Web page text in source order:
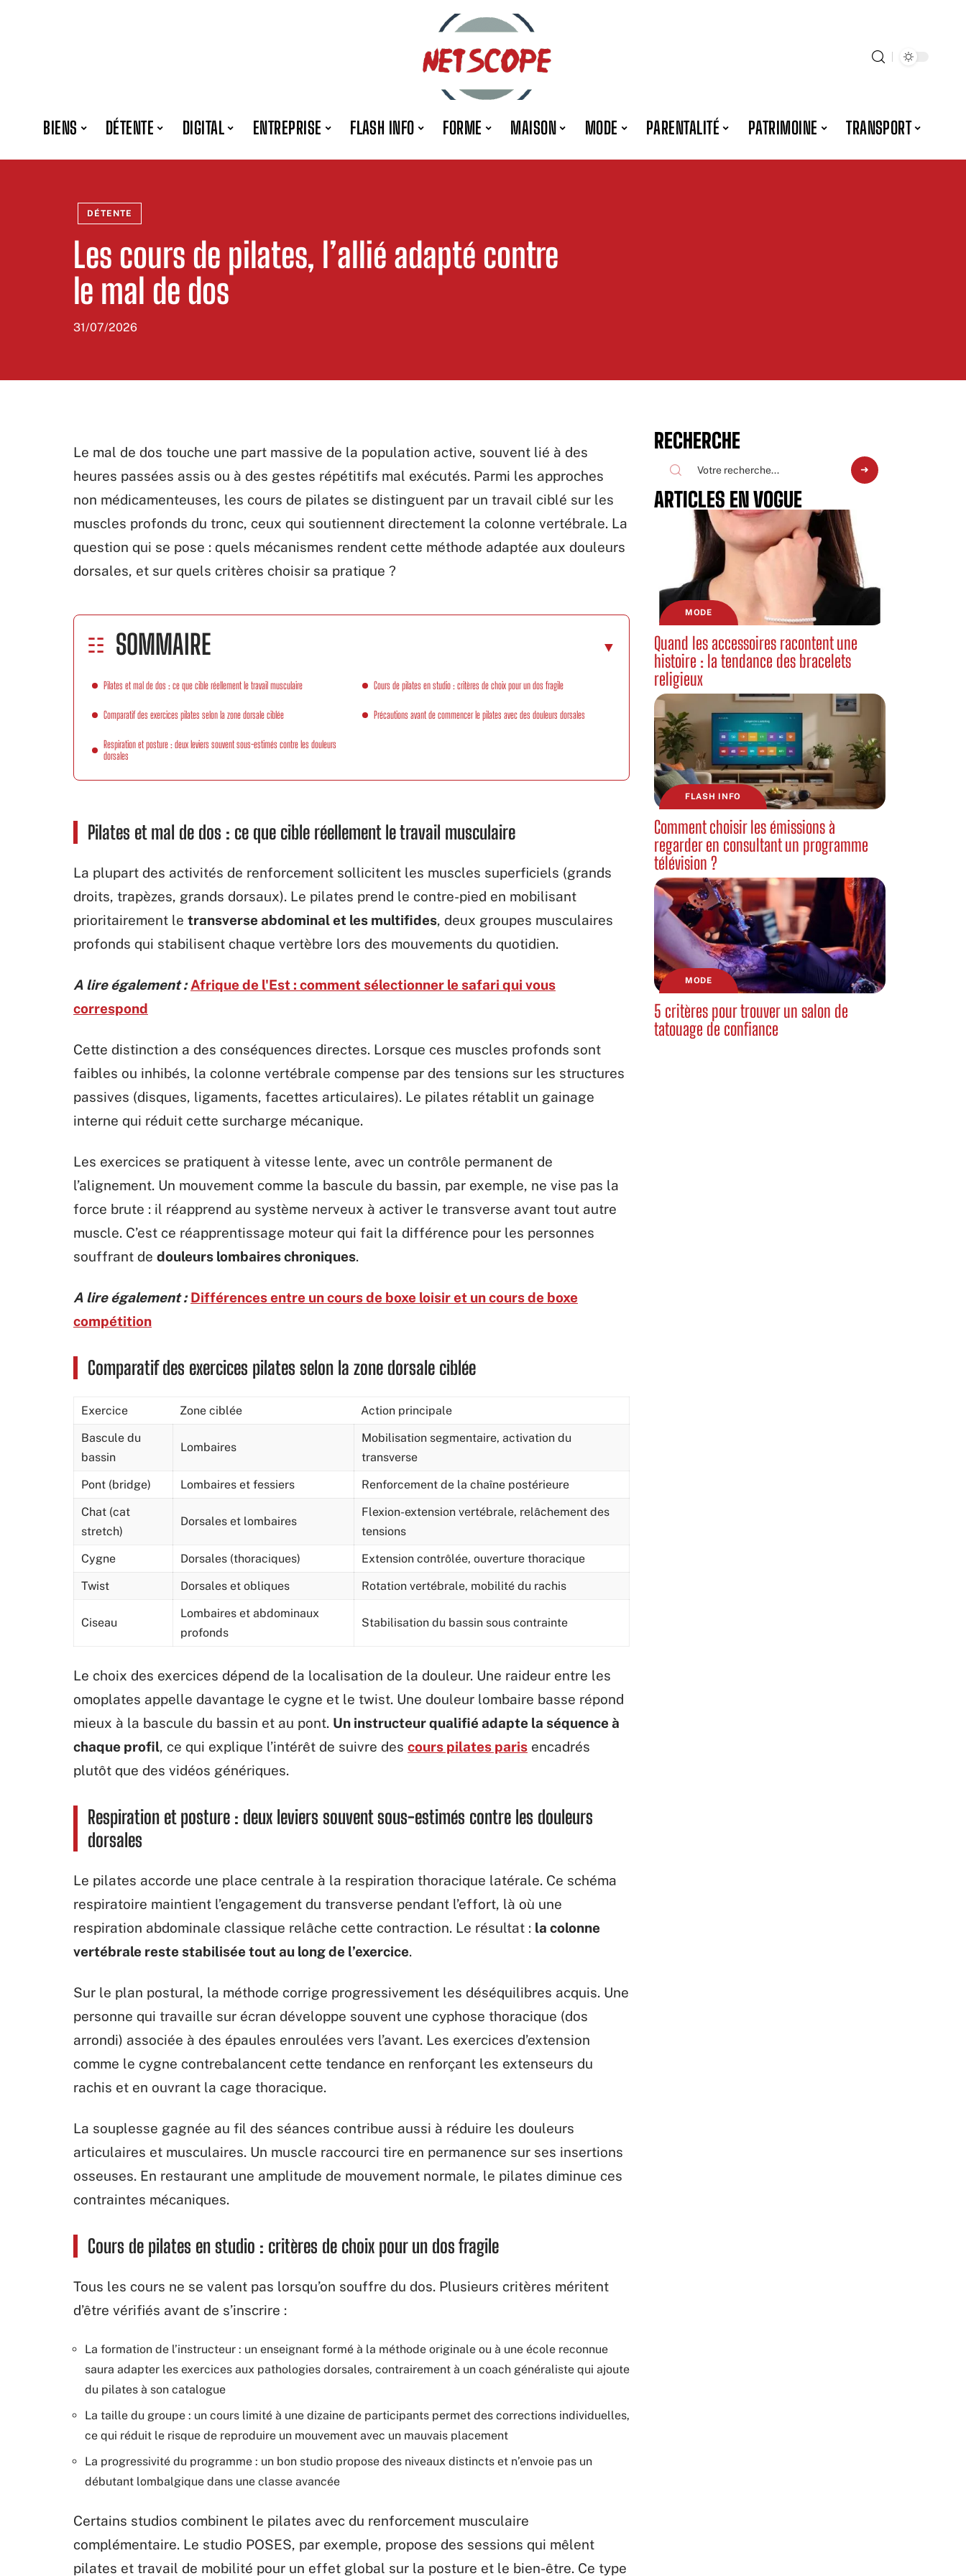
BIENS DÉTENTE DIGITAL ENTREPRISE FLASH INFO FORME MAISON MODE PARENTALITÉ PATRIMOINE TRANSPORT
DÉTENTE
Les cours de pilates, l’allié adapté contre
le mal de dos
31/07/2026
Le mal de dos touche une part massive de la population active, souvent lié à des
heures passées assis ou à des gestes répétitifs mal exécutés. Parmi les approches
non médicamenteuses, les cours de pilates se distinguent par un travail ciblé sur les
muscles profonds du tronc, ceux qui soutiennent directement la colonne vertébrale. La
question qui se pose : quels mécanismes rendent cette méthode adaptée aux douleurs
dorsales, et sur quels critères choisir sa pratique ?
SOMMAIRE
Pilates et mal de dos : ce que cible réellement le travail musculaire
Comparatif des exercices pilates selon la zone dorsale ciblée
Respiration et posture : deux leviers souvent sous-estimés contre les douleurs
dorsales
Cours de pilates en studio : critères de choix pour un dos fragile
Précautions avant de commencer le pilates avec des douleurs dorsales
Pilates et mal de dos : ce que cible réellement le travail musculaire
La plupart des activités de renforcement sollicitent les muscles superficiels (grands
droits, trapèzes, grands dorsaux). Le pilates prend le contre-pied en mobilisant
prioritairement le transverse abdominal et les multifides, deux groupes musculaires
profonds qui stabilisent chaque vertèbre lors des mouvements du quotidien.
A lire également : Afrique de l'Est : comment sélectionner le safari qui vous
correspond
Cette distinction a des conséquences directes. Lorsque ces muscles profonds sont
faibles ou inhibés, la colonne vertébrale compense par des tensions sur les structures
passives (disques, ligaments, facettes articulaires). Le pilates rétablit un gainage
interne qui réduit cette surcharge mécanique.
Les exercices se pratiquent à vitesse lente, avec un contrôle permanent de
l’alignement. Un mouvement comme la bascule du bassin, par exemple, ne vise pas la
force brute : il réapprend au système nerveux à activer le transverse avant tout autre
muscle. C’est ce réapprentissage moteur qui fait la différence pour les personnes
souffrant de douleurs lombaires chroniques.
A lire également : Différences entre un cours de boxe loisir et un cours de boxe
compétition
Comparatif des exercices pilates selon la zone dorsale ciblée
Exercice Zone ciblée
Action principale
Bascule du
bassin
Lombaires
Mobilisation segmentaire, activation du
transverse
Pont (bridge)
Lombaires et fessiers
Renforcement de la chaîne postérieure
Chat (cat
stretch)
Dorsales et lombaires
Flexion-extension vertébrale, relâchement des
tensions
Cygne
Dorsales (thoraciques)
Extension contrôlée, ouverture thoracique
Twist
Dorsales et obliques Rotation vertébrale, mobilité du rachis
Ciseau
Lombaires et abdominaux
profonds
Stabilisation du bassin sous contrainte
Le choix des exercices dépend de la localisation de la douleur. Une raideur entre les
omoplates appelle davantage le cygne et le twist. Une douleur lombaire basse répond
mieux à la bascule du bassin et au pont. Un instructeur qualifié adapte la séquence à
chaque profil, ce qui explique l’intérêt de suivre des cours pilates paris encadrés
plutôt que des vidéos génériques.
Respiration et posture : deux leviers souvent sous-estimés contre les douleurs
dorsales
Le pilates accorde une place centrale à la respiration thoracique latérale. Ce schéma
respiratoire maintient l’engagement du transverse pendant l’effort, là où une
respiration abdominale classique relâche cette contraction. Le résultat : la colonne
vertébrale reste stabilisée tout au long de l’exercice.
Sur le plan postural, la méthode corrige progressivement les déséquilibres acquis. Une
personne qui travaille sur écran développe souvent une cyphose thoracique (dos
arrondi) associée à des épaules enroulées vers l’avant. Les exercices d’extension
comme le cygne contrebalancent cette tendance en renforçant les extenseurs du
rachis et en ouvrant la cage thoracique.
La souplesse gagnée au fil des séances contribue aussi à réduire les douleurs
articulaires et musculaires. Un muscle raccourci tire en permanence sur ses insertions
osseuses. En restaurant une amplitude de mouvement normale, le pilates diminue ces
contraintes mécaniques.
Cours de pilates en studio : critères de choix pour un dos fragile
Tous les cours ne se valent pas lorsqu’on souffre du dos. Plusieurs critères méritent
d’être vérifiés avant de s’inscrire :
La formation de l’instructeur : un enseignant formé à la méthode originale ou à une école reconnue
saura adapter les exercices aux pathologies dorsales, contrairement à un coach généraliste qui ajoute
du pilates à son catalogue
La taille du groupe : un cours limité à une dizaine de participants permet des corrections individuelles,
ce qui réduit le risque de reproduire un mouvement avec un mauvais placement
La progressivité du programme : un bon studio propose des niveaux distincts et n’envoie pas un
débutant lombalgique dans une classe avancée
Certains studios combinent le pilates avec du renforcement musculaire
complémentaire. Le studio POSES, par exemple, propose des sessions qui mêlent
pilates et travail de mobilité pour un effet global sur la posture et le bien-être. Ce type
RECHERCHE
ARTICLES EN VOGUE
MODE
Quand les accessoires racontent une
histoire : la tendance des bracelets
religieux
FLASH INFO
Comment choisir les émissions à
regarder en consultant un programme
télévision ?
MODE
5 critères pour trouver un salon de
tatouage de confiance